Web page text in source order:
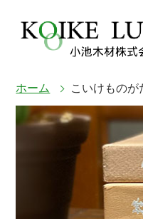
ホーム こいけものが